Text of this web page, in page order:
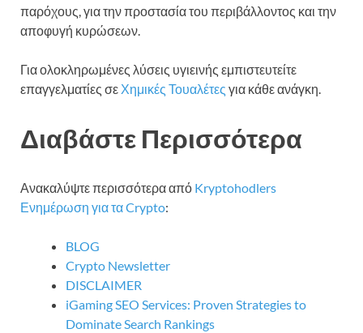
παρόχους, για την προστασία του περιβάλλοντος και την
αποφυγή κυρώσεων.
Για ολοκληρωμένες λύσεις υγιεινής εμπιστευτείτε
επαγγελματίες σε Χημικές Τουαλέτες για κάθε ανάγκη.
Διαβάστε Περισσότερα
Ανακαλύψτε περισσότερα από Kryptohodlers
Ενημέρωση για τα Crypto:
BLOG
Crypto Newsletter
DISCLAIMER
iGaming SEO Services: Proven Strategies to
Dominate Search Rankings